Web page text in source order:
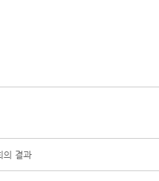
의 결과